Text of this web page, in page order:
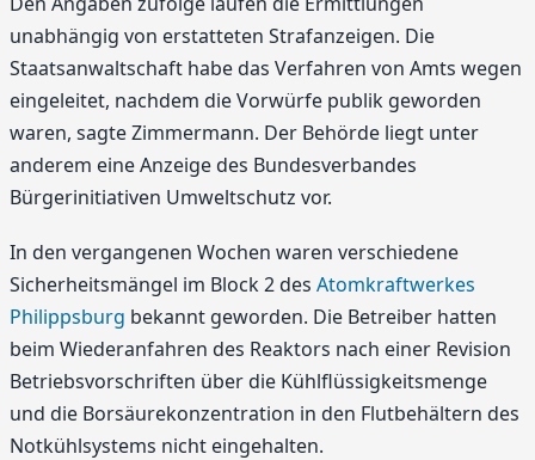
unabhängig von erstatteten Strafanzeigen. Die
Staatsanwaltschaft habe das Verfahren von Amts wegen
eingeleitet, nachdem die Vorwürfe publik geworden
waren, sagte Zimmermann. Der Behörde liegt unter
anderem eine Anzeige des Bundesverbandes
Bürgerinitiativen Umweltschutz vor.
In den vergangenen Wochen waren verschiedene
Sicherheitsmängel im Block 2 des Atomkraftwerkes
Philippsburg bekannt geworden. Die Betreiber hatten
beim Wiederanfahren des Reaktors nach einer Revision
Betriebsvorschriften über die Kühlflüssigkeitsmenge
und die Borsäurekonzentration in den Flutbehältern des
Notkühlsystems nicht eingehalten.